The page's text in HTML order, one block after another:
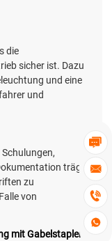




die
sicher ist. Dazu
und eine
und
trägt
zu
von
mit Gabelstaplern